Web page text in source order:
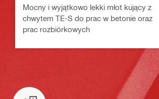
Mocny i wyjątkowo lekki młot kujący z
chwytem TE-S do prac w betonie oraz
prac rozbiórkowych